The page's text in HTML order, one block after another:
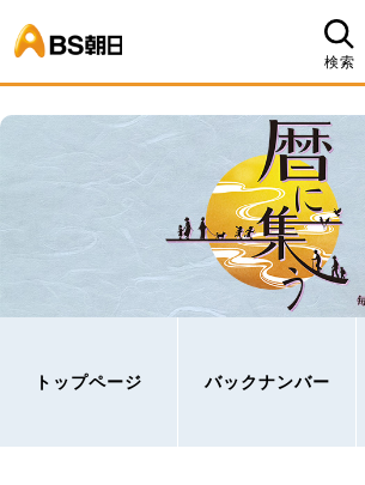
検索
トップページ バックナンバー